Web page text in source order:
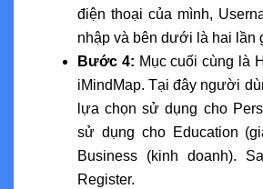
điện thoại của mình,
nhập và bên dưới là hai lần
Bước 4: Mục cuối cùng là
iMindMap. Tại đây người
lựa chọn sử dụng cho
sử dụng cho Education
Business (kinh doanh).
Register.